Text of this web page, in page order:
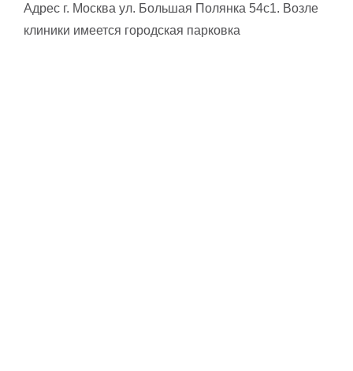
Адрес г. Москва ул. Большая Полянка 54с1. Возле
клиники имеется городская парковка